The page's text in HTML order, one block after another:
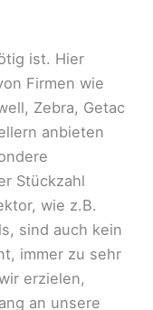
ist. Hier
Firmen wie
Zebra, Getac
anbieten
Stückzahl
wie z.B.
sind auch kein
immer zu sehr
erzielen,
an unsere